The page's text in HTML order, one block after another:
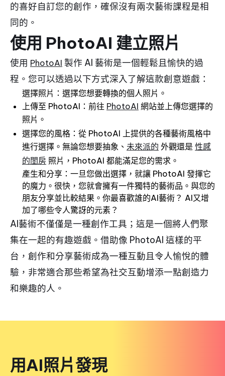
的喜好自訂您的創作，確保沒有兩次藝術課程是相
同的。
使用 PhotoAI 建立照片
使用 PhotoAI 製作 AI 藝術是一個輕鬆且愉快的過
程。您可以透過以下方式深入了解這款創意遊戲：
選擇照片：選擇您想要轉換的個人照片。
上傳至 PhotoAI：前往 PhotoAI 網站並上傳您選擇的
照片。
選擇您的風格：從 PhotoAI 上提供的各種藝術風格中
進行選擇。無論您想要抽象、 未來派的 外觀還是 性感
的閨房 照片，PhotoAI 都能滿足您的需求。
產生和分享：一旦您做出選擇，就讓 PhotoAI 發揮它
的魔力。很快，您就會擁有一件獨特的藝術品。與您的
朋友分享並比較結果。你最喜歡誰的AI藝術？ AI又增
加了哪些令人驚訝的元素？
AI藝術不僅僅是一種創作工具；這是一個將人們聚
集在一起的有趣遊戲。借助像 PhotoAI 這樣的平
台，創作和分享藝術成為一種互動且令人愉悅的體
驗，非常適合那些希望為社交互動增添一點創造力
和樂趣的人。
用AI照片發現